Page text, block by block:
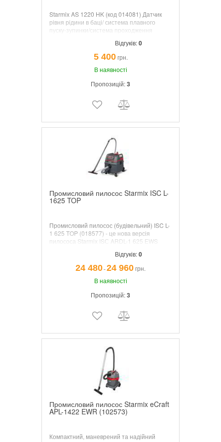
Starmix AS 1220 HK (код 014081) Датчик
рівня рідини в баці/ система плавного
пуску-зупинки/система проходження
Розрідження: 210 Мбар. Продуктивність
(макс.): 70л/сек.Об'єм бака (макс.) брутто/
пил/рідина - 20/15/8. Площа поверхні
фільтра: 3600 см2.вир. Німеччина
Відгуків:0
5 400грн.
В наявності
Пропозицій:3
Промисловий пилосос Starmix ISC L-
1625 TOP
Промисловий пилосос (будівельний) ISC L-
1 625 TOP (018577) - це нова версія
пилососа Starmix ISС ARDL-1 625 EWS
тривалого безперервного професійного
використання практично у всіх існуючих
сферах застосування.
Відгуків:0
24 480¯24 960грн.
В наявності
Пропозицій:3
Промисловий пилосос Starmix eCraft
APL-1422 EWR (102573)
Компактний, маневрений та надійний